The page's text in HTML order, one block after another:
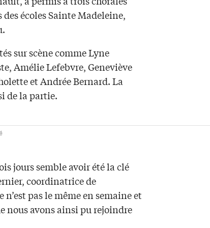
écoles Sainte Madeleine,
sur scène comme Lyne
Amélie Lefebvre, Geneviève
et Andrée Bernard. La
de la partie.
jours semble avoir été la clé
coordinatrice de
pas le même en semaine et
nous avons ainsi pu rejoindre